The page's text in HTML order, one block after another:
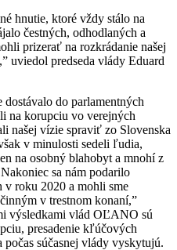
hnutie, ktoré vždy stálo na
čestných, odhodlaných a
prizerať na rozkrádanie našej
uviedol predseda vlády Eduard
dostávalo do parlamentných
na korupciu vo verejných
našej vízie spraviť zo Slovenska
v minulosti sedeli ľudia,
na osobný blahobyt a mnohí z
sa nám podarilo
roku 2020 a mohli sme
v trestnom konaní,”
výsledkami vlád OĽANO sú
presadenie kľúčových
súčasnej vlády vyskytujú.